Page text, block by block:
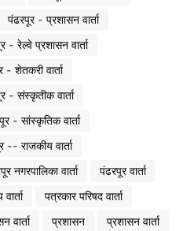
पंढरपूर - प्रशासन वार्ता
- रेल्वे प्रशासन वार्ता
- शेतकरी वार्ता
- संस्कृतीक वार्ता
- सांस्कृतिक वार्ता
-- राजकीय वार्ता
नगरपालिका वार्ता
पंढरपूर वार्ता
पत्रकार परिषद वार्ता
वार्ता प्रशासन
प्रशासन वार्ता